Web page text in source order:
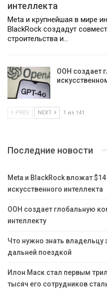
интеллекта
Meta и крупнейшая в мире
BlackRock создадут
строительства и…
ООН создает
PREV NEXT 1 из 141
Последние новости
Meta и BlackRock вложат
искусственного интеллекта
ООН создает глобальную
интеллекту
Что нужно знать владельцу
дальней поездкой
Илон Маск стал первым
тысяч его сотрудников